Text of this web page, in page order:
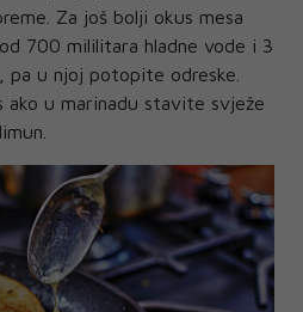
Za još bolji okus mesa
700 mililitara hladne vode i 3
pa u njoj potopite odreske.
ako u marinadu stavite svježe